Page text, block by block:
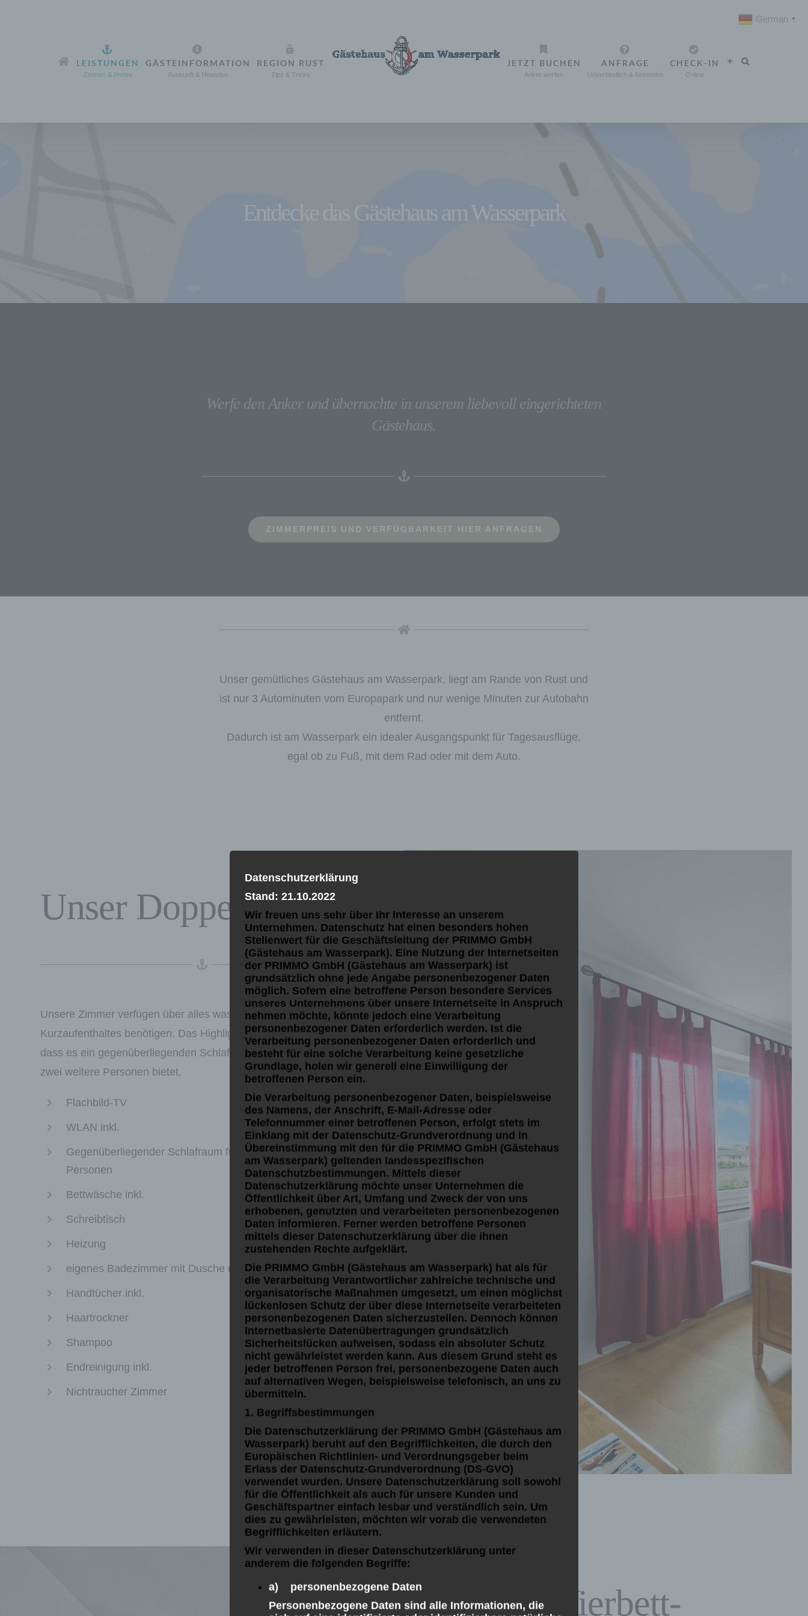
LEISTUNGEN
Zimmer & Preise
GÄSTEINFORMATION
Auskunft & Hinweise
REGION RUST
Tips & Tricks
JETZT BUCHEN
Anker werfen
ANFRAGE
Unverbindlich & Kostenlos
CHECK-IN
Online
Entdecke das Gästehaus am Wasserpark
Werfe den Anker und übernachte in unserem liebevoll eingerichteten
Gästehaus.
ZIMMERPREIS UND VERFÜGBARKEIT HIER ANFRAGEN
Unser gemütliches Gästehaus am Wasserpark, liegt am Rande von Rust und
ist nur 3 Autominuten vom Europapark und nur wenige Minuten zur Autobahn
entfernt.
Dadurch ist am Wasserpark ein idealer Ausgangspunkt für Tagesausflüge,
egal ob zu Fuß, mit dem Rad oder mit dem Auto.
Unser Doppelzimmer
Unsere Zimmer verfügen über alles was Sie während eines
Kurzaufenthaltes benötigen. Das Highlight des Doppelzimmer ist,
dass es ein gegenüberliegenden Schlafraum verfügt, das Platz für
zwei weitere Personen bietet.
Flachbild-TV
WLAN inkl.
Gegenüberliegender Schlafraum für zusätzliche zwei
Personen
Bettwäsche inkl.
Schreibtisch
Heizung
eigenes Badezimmer mit Dusche und WC
Handtücher inkl.
Haartrockner
Shampoo
Endreinigung inkl.
Nichtraucher Zimmer
Unser Vierbett-
German ▼
Datenschutzerklärung
Stand: 21.10.2022
Wir freuen uns sehr über Ihr Interesse an unserem
Unternehmen. Datenschutz hat einen besonders hohen
Stellenwert für die Geschäftsleitung der PRIMMO GmbH
(Gästehaus am Wasserpark). Eine Nutzung der Internetseiten
der PRIMMO GmbH (Gästehaus am Wasserpark) ist
grundsätzlich ohne jede Angabe personenbezogener Daten
möglich. Sofern eine betroffene Person besondere Services
unseres Unternehmens über unsere Internetseite in Anspruch
nehmen möchte, könnte jedoch eine Verarbeitung
personenbezogener Daten erforderlich werden. Ist die
Verarbeitung personenbezogener Daten erforderlich und
besteht für eine solche Verarbeitung keine gesetzliche
Grundlage, holen wir generell eine Einwilligung der
betroffenen Person ein.
Die Verarbeitung personenbezogener Daten, beispielsweise
des Namens, der Anschrift, E-Mail-Adresse oder
Telefonnummer einer betroffenen Person, erfolgt stets im
Einklang mit der Datenschutz-Grundverordnung und in
Übereinstimmung mit den für die PRIMMO GmbH (Gästehaus
am Wasserpark) geltenden landesspezifischen
Datenschutzbestimmungen. Mittels dieser
Datenschutzerklärung möchte unser Unternehmen die
Öffentlichkeit über Art, Umfang und Zweck der von uns
erhobenen, genutzten und verarbeiteten personenbezogenen
Daten informieren. Ferner werden betroffene Personen
mittels dieser Datenschutzerklärung über die ihnen
zustehenden Rechte aufgeklärt.
Die PRIMMO GmbH (Gästehaus am Wasserpark) hat als für
die Verarbeitung Verantwortlicher zahlreiche technische und
organisatorische Maßnahmen umgesetzt, um einen möglichst
lückenlosen Schutz der über diese Internetseite verarbeiteten
personenbezogenen Daten sicherzustellen. Dennoch können
Internetbasierte Datenübertragungen grundsätzlich
Sicherheitslücken aufweisen, sodass ein absoluter Schutz
nicht gewährleistet werden kann. Aus diesem Grund steht es
jeder betroffenen Person frei, personenbezogene Daten auch
auf alternativen Wegen, beispielsweise telefonisch, an uns zu
übermitteln.
1. Begriffsbestimmungen
Die Datenschutzerklärung der PRIMMO GmbH (Gästehaus am
Wasserpark) beruht auf den Begrifflichkeiten, die durch den
Europäischen Richtlinien- und Verordnungsgeber beim
Erlass der Datenschutz-Grundverordnung (DS-GVO)
verwendet wurden. Unsere Datenschutzerklärung soll sowohl
für die Öffentlichkeit als auch für unsere Kunden und
Geschäftspartner einfach lesbar und verständlich sein. Um
dies zu gewährleisten, möchten wir vorab die verwendeten
Begrifflichkeiten erläutern.
Wir verwenden in dieser Datenschutzerklärung unter
anderem die folgenden Begriffe:
a) personenbezogene Daten
Personenbezogene Daten sind alle Informationen, die